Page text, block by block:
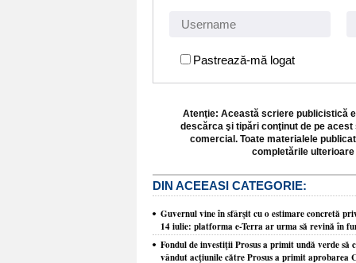
Pastrează-mă logat
Atenţie: Această scriere publicistică
descărca şi tipări conţinut de pe
comercial. Toate materialele
completările
DIN ACEEASI CATEGORIE:
Guvernul vine în sfârşit cu o estimare concretă
14 iulie: platforma e-Terra ar urma să revină în
Fondul de investiţii Prosus a primit undă verde
vândut acţiunile către Prosus a primit aprobarea